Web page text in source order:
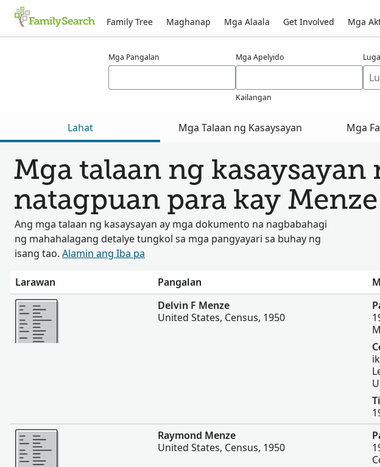
Family Tree Maghanap Mga Alaala Get Involved Mga
Mga Pangalan Mga Apelyido
Kailangan
Lahat Mga Talaan ng Kasaysayan Mga
Mga talaan ng kasaysayan
natagpuan para kay Menze
Ang mga talaan ng kasaysayan ay mga dokumento na nagbabahagi
ng mahahalagang detalye tungkol sa mga pangyayari sa buhay ng
isang tao. Alamin ang Iba pa
Larawan Pangalan
Magpakita ng mas marami
Delvin F Menze
United States, Census, 1950
Magpakita ng mas marami
Raymond Menze
United States, Census, 1950